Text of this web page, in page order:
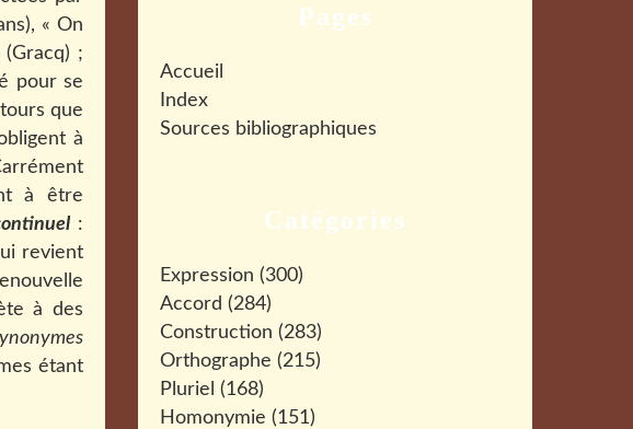
« On
;
pour se
que
à
à être
:
revient
à des
étant
Catégories
Expression (300)
Accord (284)
Construction (283)
Orthographe (215)
Pluriel (168)
Homonymie (151)
Pages
Accueil
Index
Sources bibliographiques